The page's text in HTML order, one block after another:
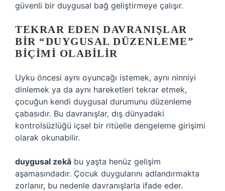
güvenli bir duygusal bağ geliştirmeye çalışır.
TEKRAR EDEN DAVRANIŞLAR
BIR “DUYGUSAL DÜZENLEME”
BIÇIMI OLABILIR
Uyku öncesi aynı oyuncağı istemek, aynı ninniyi
dinlemek ya da aynı hareketleri tekrar etmek,
çocuğun kendi duygusal durumunu düzenleme
çabasıdır. Bu davranışlar, dış dünyadaki
kontrolsüzlüğü içsel bir ritüelle dengeleme girişimi
olarak okunabilir.
duygusal zekâ bu yaşta henüz gelişim
aşamasındadır. Çocuk duygularını adlandırmakta
zorlanır, bu nedenle davranışlarla ifade eder.